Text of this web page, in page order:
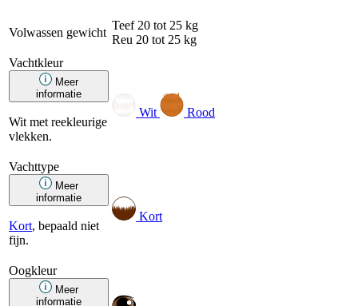
Volwassen gewicht
Teef 20 tot 25 kg
Reu 20 tot 25 kg
Vachtkleur
Meer
informatie
Wit met reekleurige
vlekken.
Wit Rood
Vachttype
Meer
informatie
Kort, bepaald niet
fijn.
Kort
Oogkleur
Meer
informatie